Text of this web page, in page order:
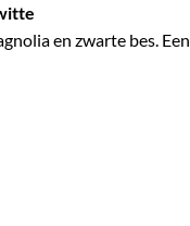
en zwarte bes. Een